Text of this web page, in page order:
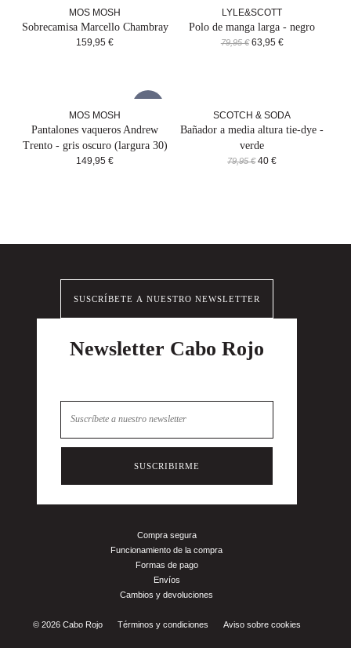
MOS MOSH
Sobrecamisa Marcello Chambray
159,95 €
LYLE&SCOTT
Polo de manga larga - negro
79,95 € 63,95 €
MOS MOSH
Pantalones vaqueros Andrew
Trento - gris oscuro (largura 30)
149,95 €
SCOTCH & SODA
Bañador a media altura tie-dye -
verde
79,95 € 40 €
SUSCRÍBETE A NUESTRO NEWSLETTER
Newsletter Cabo Rojo
SUSCRIBIRME
Compra segura
Funcionamiento de la compra
Formas de pago
Envíos
Cambios y devoluciones
© 2026 Cabo Rojo Términos y condiciones Aviso sobre cookies